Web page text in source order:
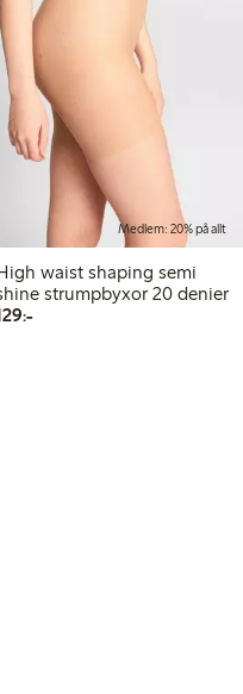
Medlem: 20% på allt
waist shaping semi
strumpbyxor 20 denier
129,00 kr